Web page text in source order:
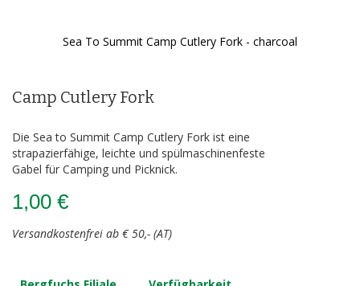
Sea To Summit Camp Cutlery Fork - charcoal
der
Bildergalerie
Camp Cutlery Fork
Die Sea to Summit Camp Cutlery Fork ist eine
strapazierfähige, leichte und spülmaschinenfeste
Gabel für Camping und Picknick.
1,00 €
Versandkostenfrei ab € 50,- (AT)